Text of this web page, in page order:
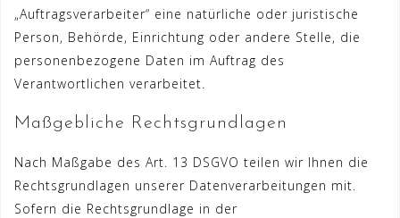
„Auftragsverarbeiter“ eine natürliche oder juristische
Person, Behörde, Einrichtung oder andere Stelle, die
personenbezogene Daten im Auftrag des
Verantwortlichen verarbeitet.
Maßgebliche Rechtsgrundlagen
Nach Maßgabe des Art. 13 DSGVO teilen wir Ihnen die
Rechtsgrundlagen unserer Datenverarbeitungen mit.
Sofern die Rechtsgrundlage in der